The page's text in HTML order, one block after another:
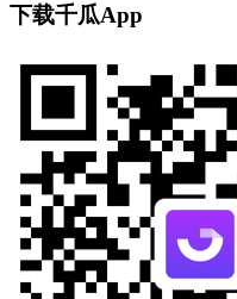
下载千瓜App